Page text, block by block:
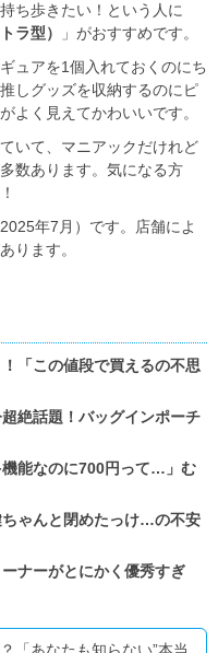
ち歩きたい！という人に
ラ型）
」がおすすめです。
ュアを1個入れておくのにち
しグッズを収納するのにピ
よく見えてかわいいです。
いて、マニアックだけれど
数あります。気になる方
年7月）です。店舗によ
ります。
「この値段で買えるの不思
絶話題！バッグインポーチ
能なのに700円って…」む
ちゃんと閉めたっけ…の不安
ナーがとにかく優秀すぎ